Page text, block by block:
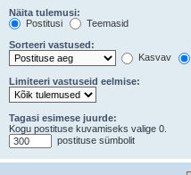
Näita tulemusi:
Postitusi
Teemasid
Sorteeri vastused:
Kasvav
Limiteeri vastuseid eelmise:
Tagasi esimese juurde:
Kogu postituse kuvamiseks valige 0.
postituse sümbolit